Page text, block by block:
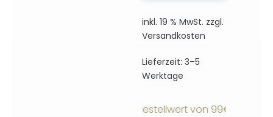
inkl. 19 % MwSt. zzgl.
Versandkosten
Lieferzeit: 3–5
Werktage
ab einem Bestellwert von 99€ innerhalb